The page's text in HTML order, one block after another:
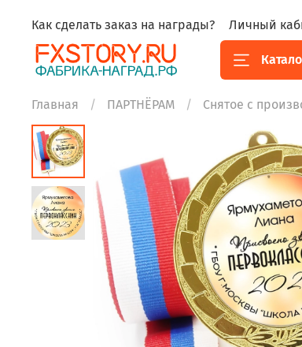
Как сделать заказ на награды? Личный
Главная ПАРТНЁРАМ Снятое с